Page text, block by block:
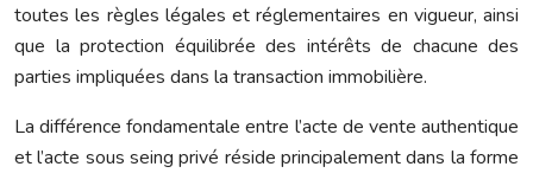
toutes les règles légales et réglementaires en vigueur, ainsi
que la protection équilibrée des intérêts de chacune des
parties impliquées dans la transaction immobilière.
La différence fondamentale entre l’acte de vente authentique
et l’acte sous seing privé réside principalement dans la forme